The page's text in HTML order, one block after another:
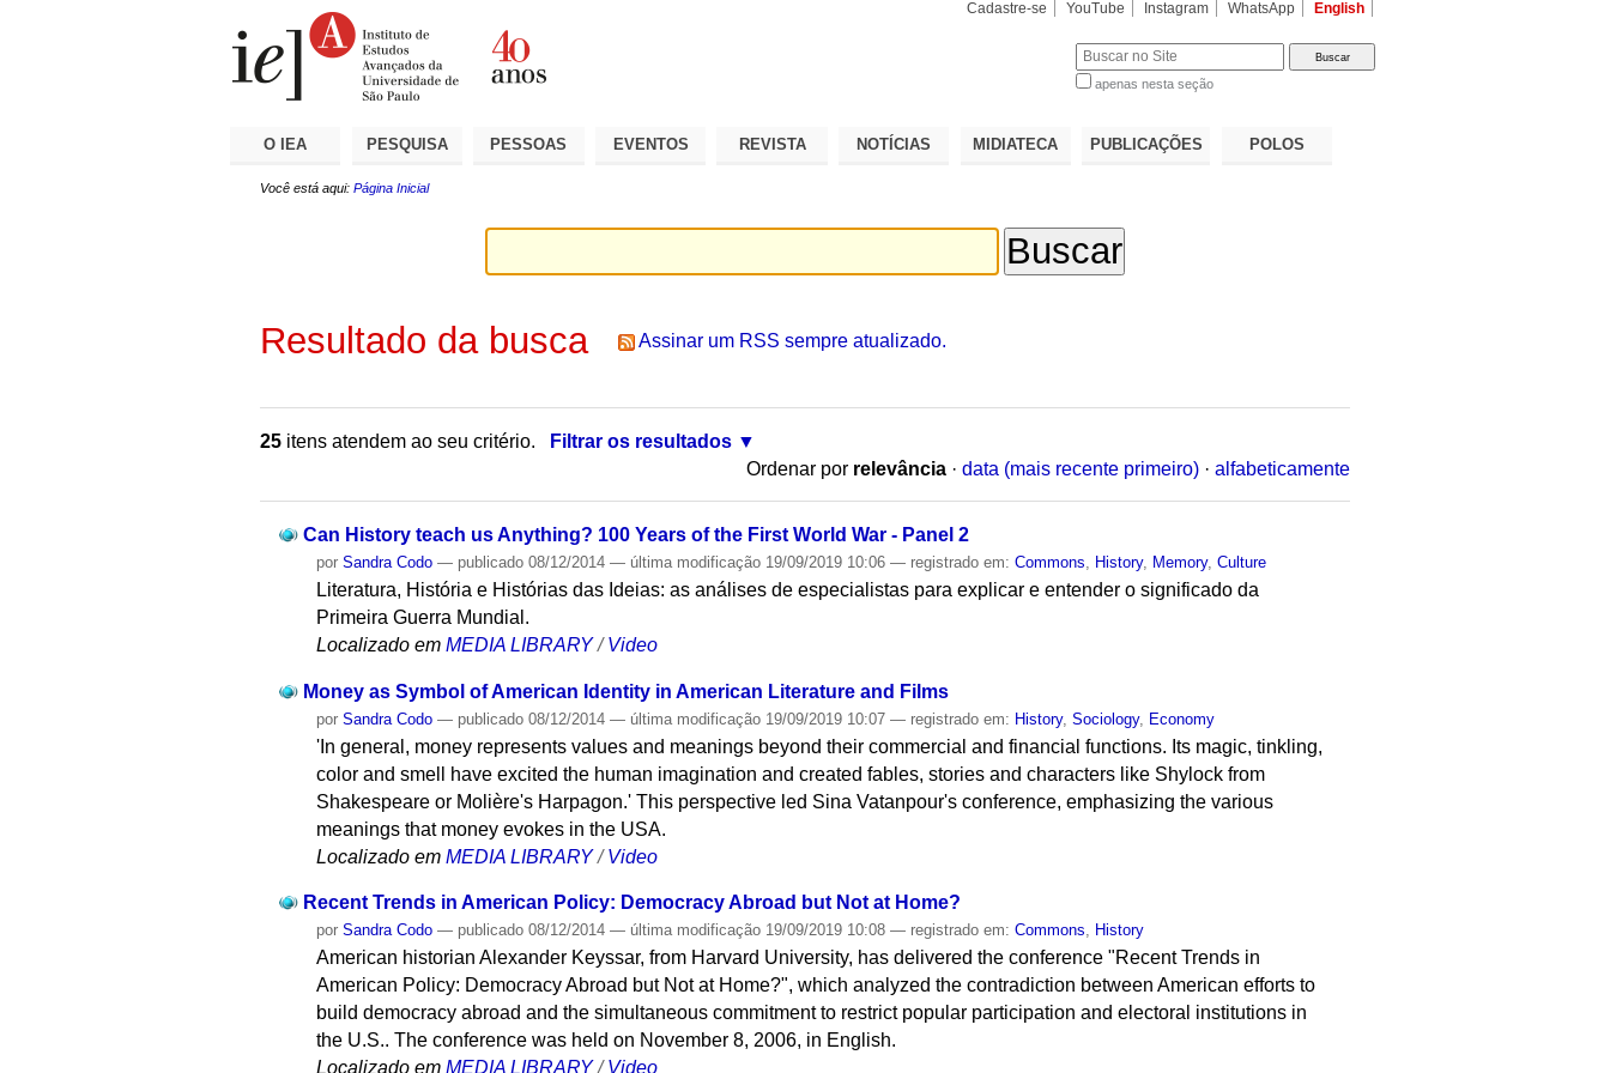
Cadastre-se YouTube Instagram WhatsApp English
apenas nesta seção
O IEA PESQUISA PESSOAS EVENTOS REVISTA NOTÍCIAS MIDIATECA PUBLICAÇÕES POLOS
Você está aqui: Página Inicial
Resultado da busca Assinar um RSS sempre atualizado.
25 itens atendem ao seu critério.
Filtrar os resultados
Ordenar por relevância · data (mais recente primeiro) · alfabeticamente
Can History teach us Anything? 100 Years of the First World War - Panel 2
porSandra Codo — publicado 08/12/2014— última modificação 19/09/2019 10:06— registrado em:Commons History, Memory,Culture
Literatura, História e Histórias das Ideias: as análises de especialistas para explicar e entender o significado da
Primeira Guerra Mundial.
Localizado em MEDIA LIBRARY /Video
Money as Symbol of American Identity in American Literature and Films
porSandra Codo — publicado 08/12/2014— última modificação 19/09/2019 10:07— registrado em: History,Sociology, Economy
'In general, money represents values ​​and meanings beyond their commercial and financial functions. Its magic, tinkling,
color and smell have excited the human imagination and created fables, stories and characters like Shylock from
Shakespeare or Molière's Harpagon.' This perspective led Sina Vatanpour's conference, emphasizing the various
meanings that money evokes in the USA.
Localizado em MEDIA LIBRARY /Video
Recent Trends in American Policy: Democracy Abroad but Not at Home?
porSandra Codo — publicado 08/12/2014— última modificação 19/09/2019 10:08— registrado em:Commons, History
American historian Alexander Keyssar, from Harvard University, has delivered the conference "Recent Trends in
American Policy: Democracy Abroad but Not at Home?", which analyzed the contradiction between American efforts to
build democracy abroad and the simultaneous commitment to restrict popular participation and electoral institutions in
the U.S.. The conference was held on November 8, 2006, in English.
Localizado em MEDIA LIBRARY /Video